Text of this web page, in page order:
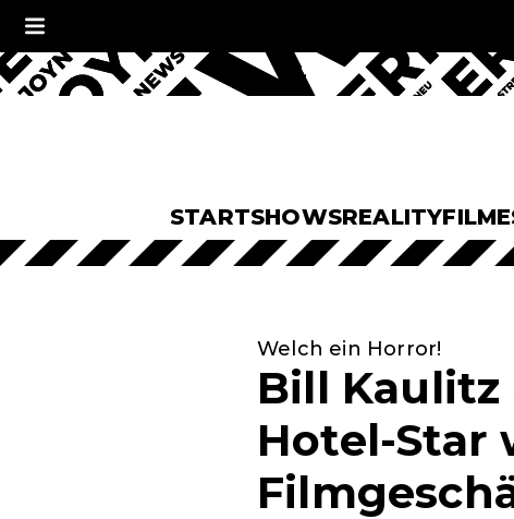
STARTSHOWSREALITYFILME
Welch ein Horror!
Bill Kaulitz
Hotel-Star